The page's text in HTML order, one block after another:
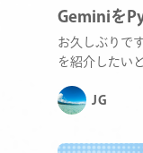
Geminiを
お久しぶりで
を紹介したい
JG